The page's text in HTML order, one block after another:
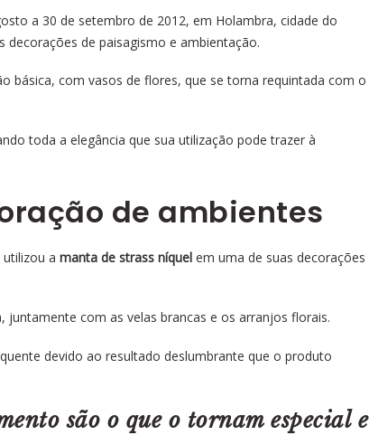
a 30 de setembro de 2012, em Holambra, cidade do
de paisagismo e ambientação.
básica, com vasos de flores, que se torna requintada com o
toda a elegância que sua utilização pode trazer à
de ambientes
a manta de strass níquel em uma de suas decorações
juntamente com as velas brancas e os arranjos florais.
devido ao resultado deslumbrante que o produto
são o que o tornam especial e